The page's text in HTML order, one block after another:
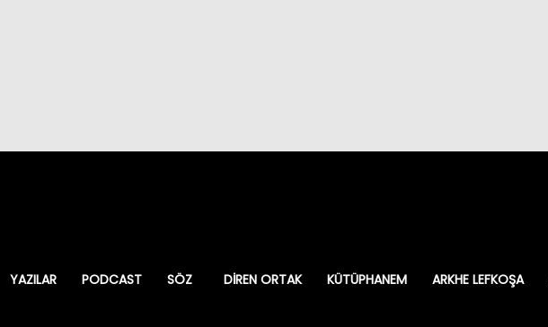
YAZILAR PODCAST SÖZ DIREN ORTAK KÜTÜPHANEM ARKHE LEFKOŞA